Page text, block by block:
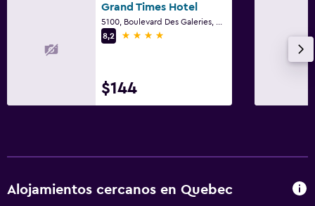
Grand Times Hotel
8,2
4 estrellas
$144
Alojamientos cercanos en Quebec